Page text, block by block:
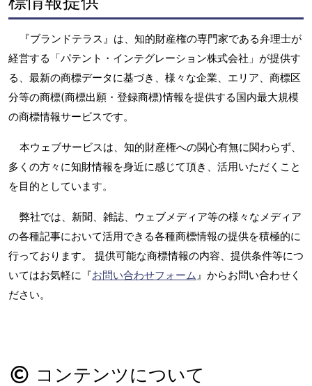
『ブランドテラス』は、知的財産権の専門家である弁理士が
経営する「パテント・インテグレーション株式会社」が提供す
る、最新の商標データに基づき、様々な企業、エリア、商標区
分等の商標(商標出願・登録商標)情報を提供する国内最大規模
の商標情報サービスです。
本ウェブサービスは、知的財産権への関心有無に関わらず、
多くの方々に知財情報を身近に感じて頂き、活用いただくこと
を目的としています。
弊社では、新聞、雑誌、ウェブメディア等の様々なメディア
の各種記事において活用できる各種商標情報の提供を積極的に
行っております。 提供可能な商標情報の内容、提供条件等につ
いてはお気軽に『お問い合わせフォーム』からお問い合わせく
ださい。
コンテンツについて